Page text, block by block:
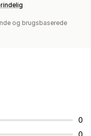
og brugsbaserede
0